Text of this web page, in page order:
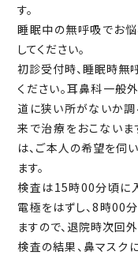
す。
睡眠中の無呼吸でお
してください。
初診受付時、睡眠時無
ください。耳鼻科一般
道に狭い所がないか
来で治療をおこないま
は、ご本人の希望を伺
ます。
検査は15時00分頃に
電極をはずし、8時00
ますので、退院時次回
検査の結果、鼻マスク